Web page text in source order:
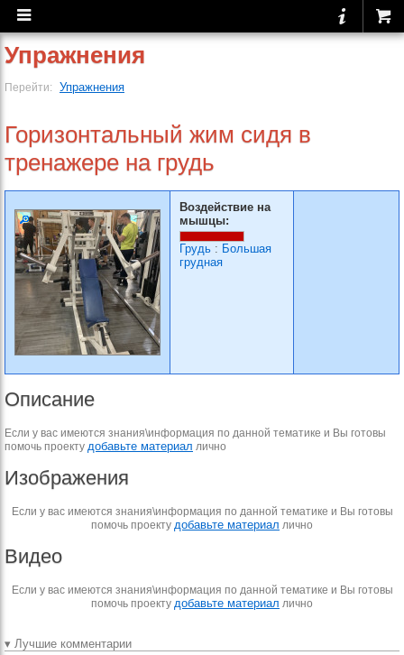
Упражнения
Перейти: Упражнения
Горизонтальный жим сидя в
тренажере на грудь
Воздействие на
мышцы:
Грудь : Большая
грудная
Описание
Если у вас имеются знания\информация по данной тематике и Вы готовы
помочь проекту добавьте материал лично
Изображения
Если у вас имеются знания\информация по данной тематике и Вы готовы
помочь проекту добавьте материал лично
Видео
Если у вас имеются знания\информация по данной тематике и Вы готовы
помочь проекту добавьте материал лично
▾ Лучшие комментарии